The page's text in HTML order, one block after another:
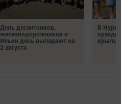
День десантников,
железнодорожников и
Ильин день выпадают на
2 августа
В